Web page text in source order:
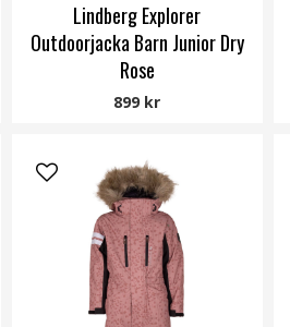
Lindberg Explorer
Outdoorjacka Barn Junior Dry
Rose
Lindberg
899 kr